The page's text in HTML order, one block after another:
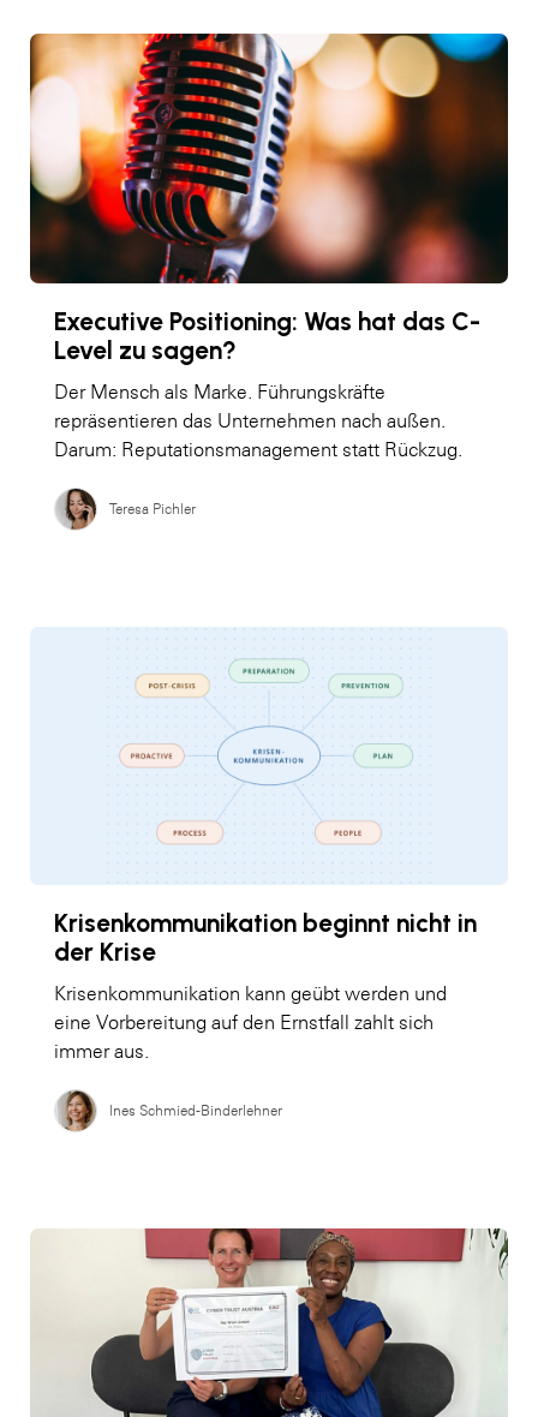
Executive Positioning: Was hat das C-
Level zu sagen?
Der Mensch als Marke. Führungskräfte
repräsentieren das Unternehmen nach außen.
Darum: Reputationsmanagement statt Rückzug.
Teresa Pichler
Krisenkommunikation beginnt nicht in
der Krise
Krisenkommunikation kann geübt werden und
eine Vorbereitung auf den Ernstfall zahlt sich
immer aus.
Ines Schmied-Binderlehner